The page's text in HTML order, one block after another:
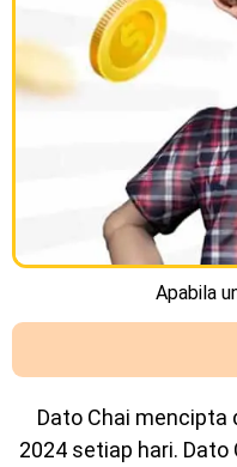
Apabila
Dato Chai mencipta
2024 setiap hari.